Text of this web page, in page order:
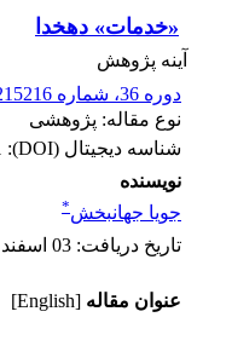
«خدمات» دهخدا
آینه پژوهش
دوره 36، شماره 215216
نوع مقاله: پژوهشی
شناسه دیجیتال (DOI):
نویسنده
جویا جهانبخش*
تاریخ دریافت: 03 اسفند 1404
عنوان مقاله [English]